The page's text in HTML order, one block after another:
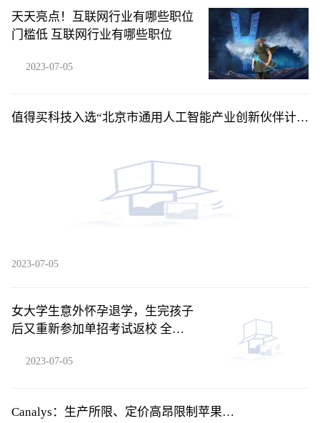
天天亮点！互联网行业有哪些职位
门槛低 互联网行业有哪些职位
2023-07-05
值得买科技入选“北京市通用人工智能产业创新伙伴计
2023-07-05
女大学生意外怀孕退学，生完孩子
后又重新参加单招考试返校 全球
2023-07-05
Canalys：生产所限、定价高昂限制苹果